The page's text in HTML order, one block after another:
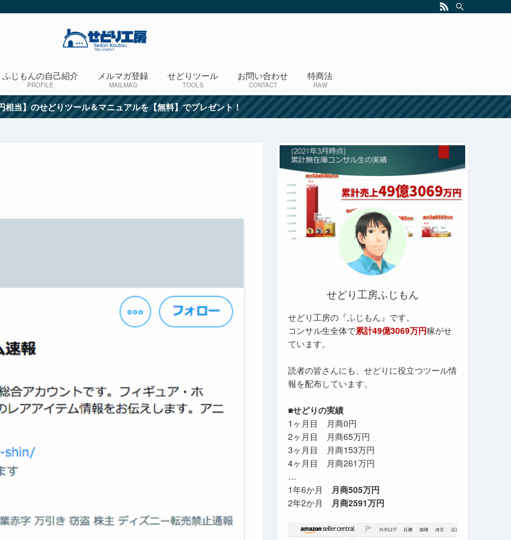
ふじもんの自己紹介
PROFILE
メルマガ登録
MAILMAG
せどりツール
TOOLS
お問い合わせ
CONTACT
特商法
RAW
相当】のせどりツール＆マニュアルを【無料】でプレゼント！
せどり工房ふじもん
せどり工房の『ふじもん』です。
コンサル生全体で累計49億3069万円稼がせ
ています。
読者の皆さんにも、せどりに役立つツール情
報を配布しています。
■せどりの実績
1ヶ月目 月商0円
2ヶ月目 月商65万円
3ヶ月目 月商153万円
4ヶ月目 月商261万円
…
1年6か月 月商505万円
2年2か月 月商2591万円